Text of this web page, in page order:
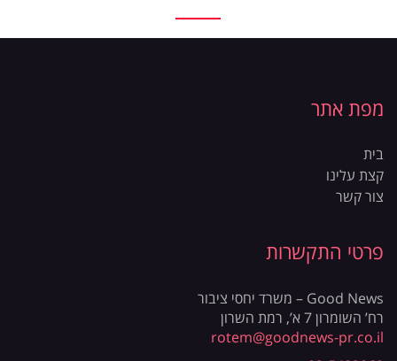
מפת אתר
בית
קצת עלינו
צור קשר
פרטי התקשרות
Good News – משרד יחסי ציבור
רח’ השומרון 7 א’, רמת השרון
rotem@goodnews-pr.co.il